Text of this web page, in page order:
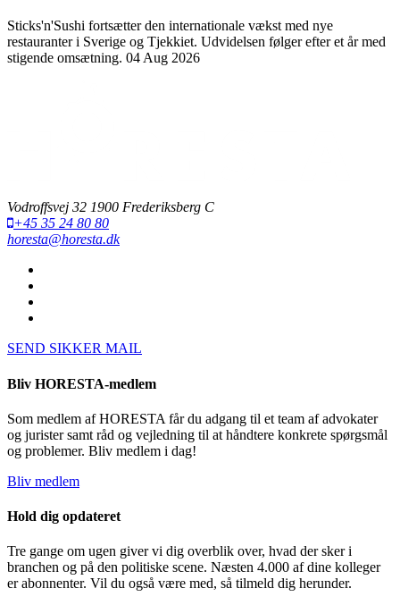
Sticks'n'Sushi fortsætter den internationale vækst med nye
restauranter i Sverige og Tjekkiet. Udvidelsen følger efter et år med
stigende omsætning. 04 Aug 2026
Vodroffsvej 32 1900 Frederiksberg C
+45 35 24 80 80
horesta@horesta.dk
SEND SIKKER MAIL
Bliv HORESTA-medlem
Som medlem af HORESTA får du adgang til et team af advokater
og jurister samt råd og vejledning til at håndtere konkrete spørgsmål
og problemer. Bliv medlem i dag!
Bliv medlem
Hold dig opdateret
Tre gange om ugen giver vi dig overblik over, hvad der sker i
branchen og på den politiske scene. Næsten 4.000 af dine kolleger
er abonnenter. Vil du også være med, så tilmeld dig herunder.